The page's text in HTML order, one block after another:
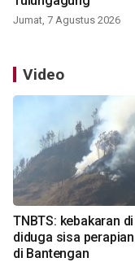
Jumat, 7 Agustus 2026
Video
TNBTS: kebakaran
diduga sisa
di Bantengan